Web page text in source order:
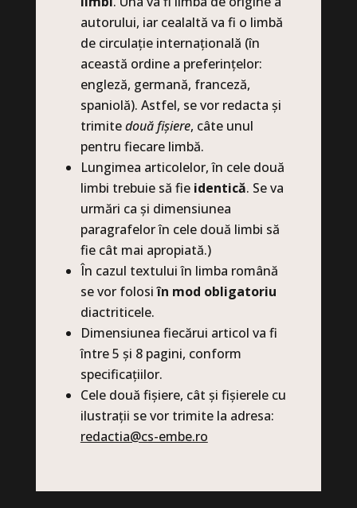
autorului, iar cealaltă va fi o limbă
de circulație internațională (în
această ordine a preferințelor:
engleză, germană, franceză,
spaniolă). Astfel, se vor redacta și
trimitedouă fișiere, câte unul
pentru fiecare limbă.
Lungimea articolelor, în cele două
limbi trebuie să fie identică. Se va
urmări ca și dimensiunea
paragrafelor în cele două limbi să
fie cât mai apropiată.)
În cazul textului în limba română
se vor folosiîn mod obligatoriu
diactriticele.
Dimensiunea fiecărui articol va fi
între 5 și 8 pagini, conform
specificațiilor.
Cele două fișiere, cât și fișierele cu
ilustrații se vor trimite la adresa:
redactia@cs-embe.ro